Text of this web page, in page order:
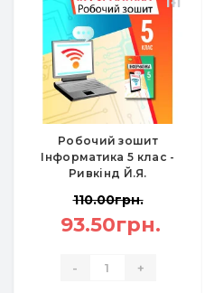
Робочий зошит
Інформатика 5 клас -
Ривкінд Й.Я.
110.00грн.
93.50грн.
- +